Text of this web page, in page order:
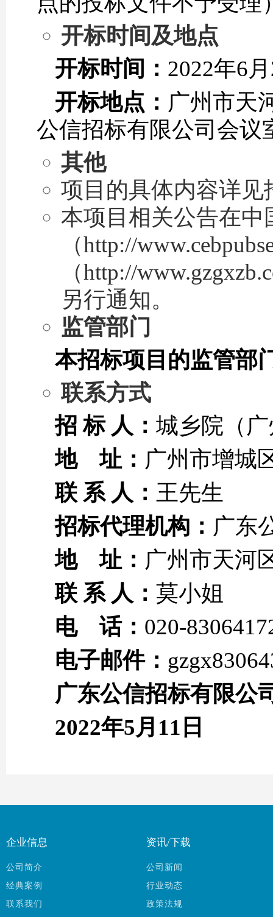
开标时间及地点
开标时间： 2022年6
开标地点： 广州市天
公信招标有限公司会议
其他
项目的具体内容详见
本项目相关公告在
（http://
（http://
另行通知。
监管部门
本招标项目的监管部
联系方式
招 标 人： 城乡院（
地 址： 广州市增城
联 系 人： 王先生
招标代理机构： 广东
地 址： 广州市天河
联 系 人： 莫小姐
电 话： 020-
电子邮件：
广东公信招标有限公
2022年5月 11 日
企业信息
公司简介
经典案例
联系我们
资讯/下载
公司新闻
行业动态
政策法规